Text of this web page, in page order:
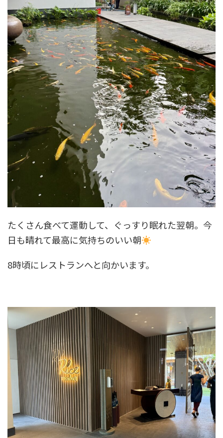
たくさん食べて運動して、ぐっすり眠れた翌朝。今
日も晴れて最高に気持ちのいい朝
8時頃にレストランへと向かいます。